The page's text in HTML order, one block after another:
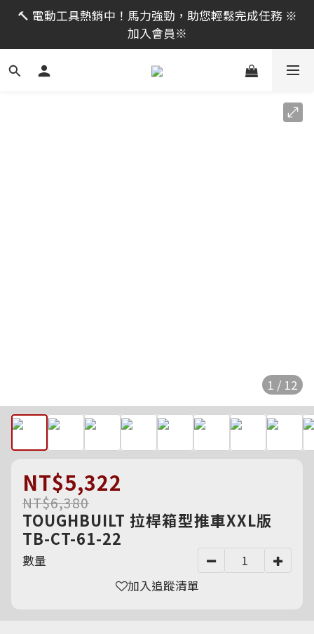
限時活動｜全館消費滿 NT$599 即享免運費，工具補貨
趁現在！立即逛活動商品
🔨 電動工具熱銷中！馬力強勁，助您輕鬆完成任務 ※
加入會員※
限時活動｜全館消費滿 NT$599 即享免運費，工具補貨
趁現在！立即逛活動商品
1 / 12
NT$5,322
NT$6,380
TOUGHBUILT 拉桿箱型推車XXL版
TB-CT-61-22
數量
加入追蹤清單